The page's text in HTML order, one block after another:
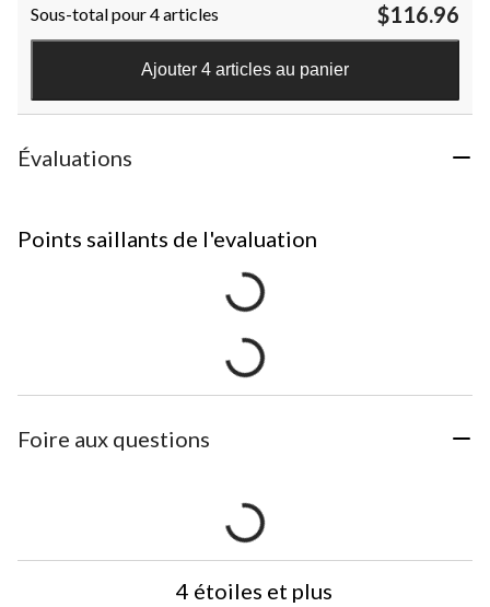
Sous-total pour 4 articles $116.96
Ajouter 4 articles au panier
Évaluations
Points saillants de l'evaluation
Foire aux questions
4 étoiles et plus